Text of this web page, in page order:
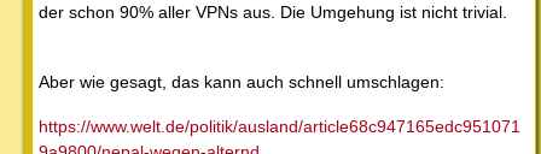
der schon 90% aller VPNs aus. Die Umgehung ist nicht trivial.
Aber wie gesagt, das kann auch schnell umschlagen:
https://www.welt.de/politik/ausland/article68c947165edc951071